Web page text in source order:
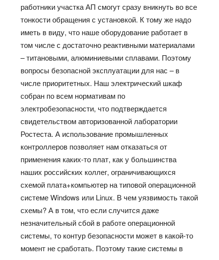
работники участка АП смогут сразу вникнуть во все
тонкости обращения с установкой. К тому же надо
иметь в виду, что наше оборудование работает в
том числе с достаточно реактивными материалами
– титановыми, алюминиевыми сплавами. Поэтому
вопросы безопасной эксплуатации для нас – в
числе приоритетных. Наш электрический шкаф
собран по всем нормативам по
электробезопасности, что подтверждается
свидетельством авторизованной лаборатории
Ростеста. А использование промышленных
контроллеров позволяет нам отказаться от
применения каких-то плат, как у большинства
наших российских коллег, ограничивающихся
схемой плата+компьютер на типовой операционной
системе Windows или Linux. В чем уязвимость такой
схемы? А в том, что если случится даже
незначительный сбой в работе операционной
системы, то контур безопасности может в какой-то
момент не сработать. Поэтому такие системы в